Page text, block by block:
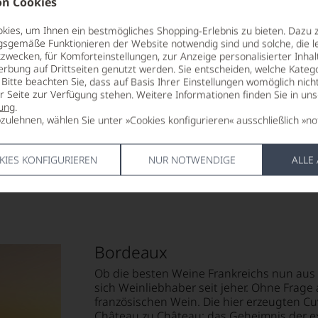
um Ihnen ein bestmögliches Shopping-Erlebnis zu bieten. Dazu
Funktionieren der Website notwendig sind und solche, die
für Komforteinstellungen, zur Anzeige personalisierter
auf Drittseiten genutzt werden. Sie entscheiden, welche
beachten Sie, dass auf Basis Ihrer Einstellungen womöglich
Seite zur Verfügung stehen. Weitere Informationen finden Sie in
.
wählen Sie unter »Cookies konfigurieren« ausschließlich
KONFIGURIEREN NUR NOTWENDIGE ALLE
16 °C
ALKOHOLGEHALT
13,5 % Vol.
LAGERPOTENTIAL
2028
enthält
La
Émilion,
Bordeaux
Ob die besten Weine Frankreichs nun
sich Weinliebhaber seit jeher. Ohne
französischen Wein. Die hier erzeugten